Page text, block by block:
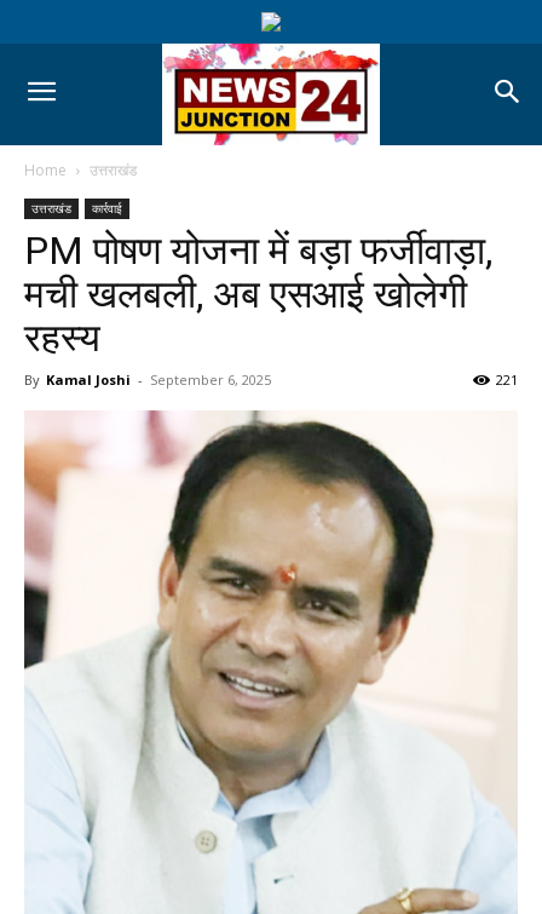
Home उत्तराखंड
उत्तराखंड कार्रवाई
PM पोषण योजना में बड़ा फर्जीवाड़ा,
मची खलबली, अब एसआई खोलेगी
रहस्य
By Kamal Joshi - September 6, 2025 221